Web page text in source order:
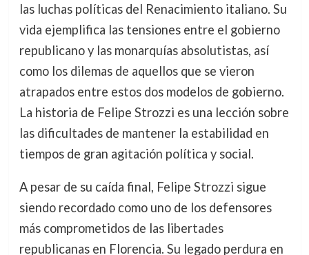
las luchas políticas del Renacimiento italiano. Su
vida ejemplifica las tensiones entre el gobierno
republicano y las monarquías absolutistas, así
como los dilemas de aquellos que se vieron
atrapados entre estos dos modelos de gobierno.
La historia de Felipe Strozzi es una lección sobre
las dificultades de mantener la estabilidad en
tiempos de gran agitación política y social.
A pesar de su caída final, Felipe Strozzi sigue
siendo recordado como uno de los defensores
más comprometidos de las libertades
republicanas en Florencia. Su legado perdura en